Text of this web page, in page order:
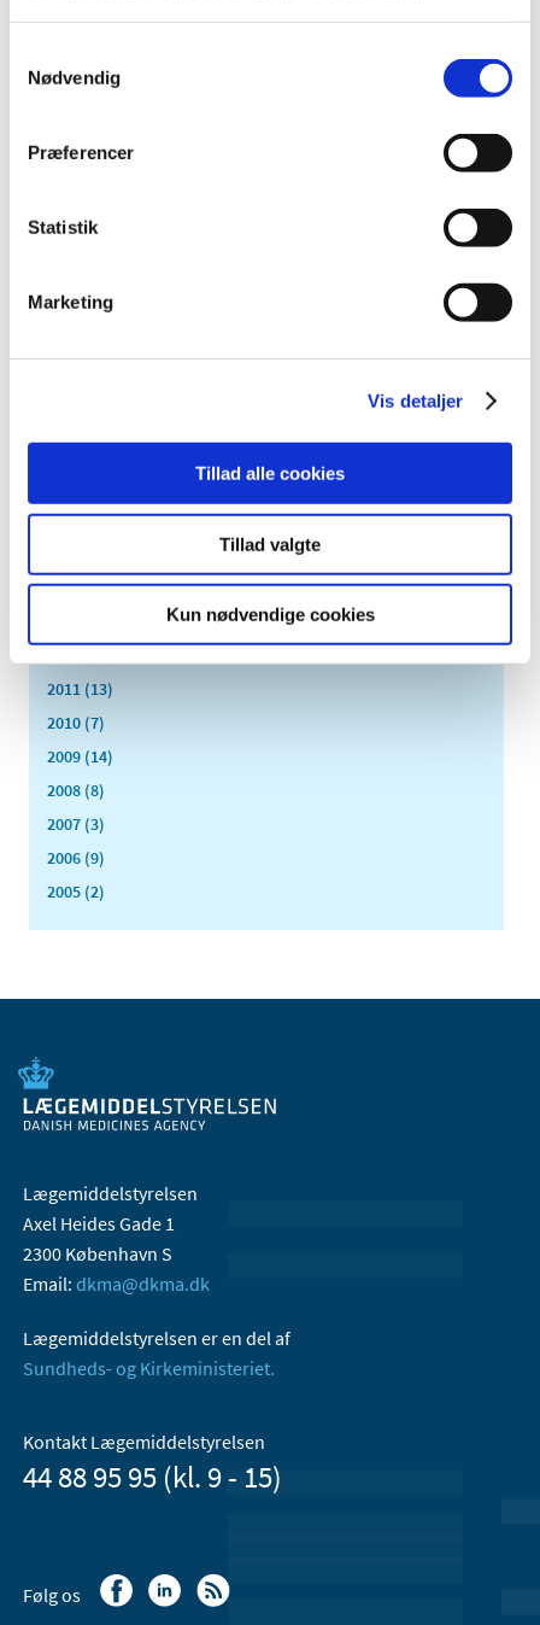
Nødvendig
Præferencer
Statistik
Marketing
Vis detaljer
Tillad alle cookies
Tillad valgte
Kun nødvendige cookies
september (13)
juni (21)
april (11)
januar (25)
2016 (167)
2014 (44)
2011 (13)
2010 (7)
2009 (14)
2008 (8)
2007 (3)
2006 (9)
2005 (2)
Lægemiddelstyrelsen
Axel Heides Gade 1
2300 København S
Email: dkma@dkma.dk
Lægemiddelstyrelsen er en del af
Sundheds- og Kirkeministeriet.
Kontakt Lægemiddelstyrelsen
44 88 95 95 (kl. 9 - 15)
Følg os